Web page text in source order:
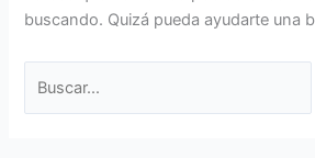
buscando. Quizá pueda ayudarte una